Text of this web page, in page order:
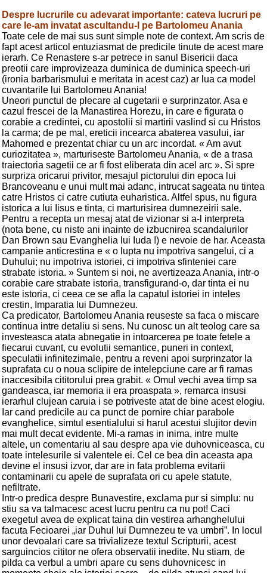
Despre lucrurile cu adevarat importante: cateva lucruri pe
care le-am invatat ascultandu-l pe Bartolomeu Anania
Toate cele de mai sus sunt simple note de context. Am scris de
fapt acest articol entuziasmat de predicile tinute de acest mare
ierarh. Ce Renastere s-ar petrece in sanul Bisericii daca
preotii care improvizeaza duminica de duminica speech-uri
(ironia barbarismului e meritata in acest caz) ar lua ca model
cuvantarile lui Bartolomeu Anania!
Uneori punctul de plecare al cugetarii e surprinzator. Asa e
cazul frescei de la Manastirea Horezu, in care e figurata o
corabie a credintei, cu apostolii si martirii vaslind si cu Hristos
la carma; de pe mal, ereticii incearca abaterea vasului, iar
Mahomed e prezentat chiar cu un arc incordat. « Am avut
curiozitatea », marturiseste Bartolomeu Anania, « de a trasa
traiectoria sagetii ce ar fi fost eliberata din acel arc ». Si spre
surpriza oricarui privitor, mesajul pictorului din epoca lui
Brancoveanu e unui mult mai adanc, intrucat sageata nu tintea
catre Hristos ci catre cutiuta euharistica. Altfel spus, nu figura
istorica a lui Iisus e tinta, ci marturisirea dumnezeirii sale.
Pentru a recepta un mesaj atat de vizionar si a-l interpreta
(nota bene, cu niste ani inainte de izbucnirea scandalurilor
Dan Brown sau Evanghelia lui Iuda !) e nevoie de har. Aceasta
campanie anticrestina e « o lupta nu impotriva sangelui, ci a
Duhului; nu impotriva istoriei, ci impotriva sfinteniei care
strabate istoria. » Suntem si noi, ne avertizeaza Anania, intr-o
corabie care strabate istoria, transfigurand-o, dar tinta ei nu
este istoria, ci ceea ce se afla la capatul istoriei in inteles
crestin, Imparatia lui Dumnezeu.
Ca predicator, Bartolomeu Anania reuseste sa faca o miscare
continua intre detaliu si sens. Nu cunosc un alt teolog care sa
investeasca atata abnegatie in intoarcerea pe toate fetele a
fiecarui cuvant, cu evolutii semantice, puneri in context,
speculatii infinitezimale, pentru a reveni apoi surprinzator la
suprafata cu o noua sclipire de intelepciune care ar fi ramas
inaccesibila cititorului prea grabit. « Omul vechi avea timp sa
gandeasca, iar memoria ii era proaspata », remarca insusi
ierarhul clujean caruia i se potriveste atat de bine acest elogiu.
Iar cand predicile au ca punct de pornire chiar parabole
evanghelice, simtul esentialului si harul acestui slujitor devin
mai mult decat evidente. Mi-a ramas in inima, intre multe
altele, un comentariu al sau despre apa vie duhovniceasca, cu
toate intelesurile si valentele ei. Cel ce bea din aceasta apa
devine el insusi izvor, dar are in fata problema evitarii
contaminarii cu apele de suprafata ori cu apele statute,
nefiltrate.
Intr-o predica despre Bunavestire, exclama pur si simplu: nu
stiu sa va talmacesc acest lucru pentru ca nu pot! Caci
exegetul avea de explicat taina din vestirea arhanghelului
facuta Fecioarei „iar Duhul lui Dumnezeu te va umbri”. In locul
unor devoalari care sa trivializeze textul Scripturii, acest
sarguincios cititor ne ofera observatii inedite. Nu stiam, de
pilda ca verbul a umbri apare cu sens duhovnicesc in